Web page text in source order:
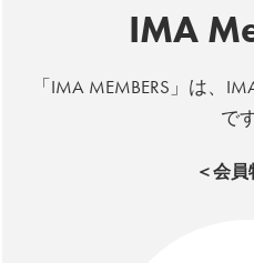
IMA
「IMA MEMBERS」は、
で
＜会員